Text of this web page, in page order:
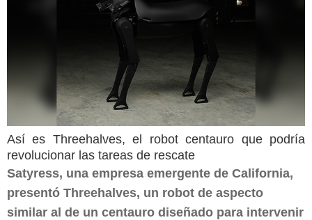
Así es Threehalves, el robot centauro que podría
revolucionar las tareas de rescate
Satyress, una empresa emergente de California,
presentó Threehalves, un robot de aspecto
similar al de un centauro diseñado para intervenir